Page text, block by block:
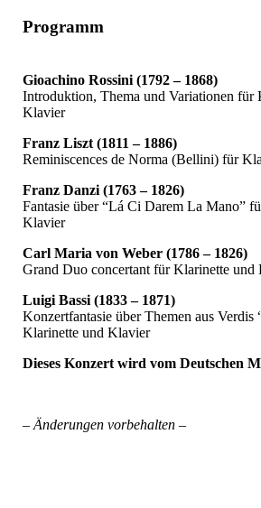
Programm
Gioachino Rossini (1792 – 1868)
Introduktion, Thema und Variationen für
Klavier
Franz Liszt (1811 – 1886)
Reminiscences de Norma (Bellini) für
Franz Danzi (1763 – 1826)
Fantasie über “Lá Ci Darem La Mano”
Klavier
Carl Maria von Weber (1786 – 1826)
Grand Duo concertant für Klarinette und
Luigi Bassi (1833 – 1871)
Konzertfantasie über Themen aus Verdis
Klarinette und Klavier
Dieses Konzert wird vom Deutschen
– Änderungen vorbehalten –